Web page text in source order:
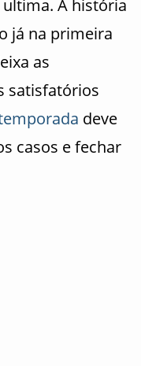
A história
já na primeira
as
satisfatórios
deve
casos e fechar